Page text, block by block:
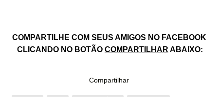
COMPARTILHE COM SEUS AMIGOS NO FACEBOOK
CLICANDO NO BOTÃO COMPARTILHAR ABAIXO:
Compartilhar